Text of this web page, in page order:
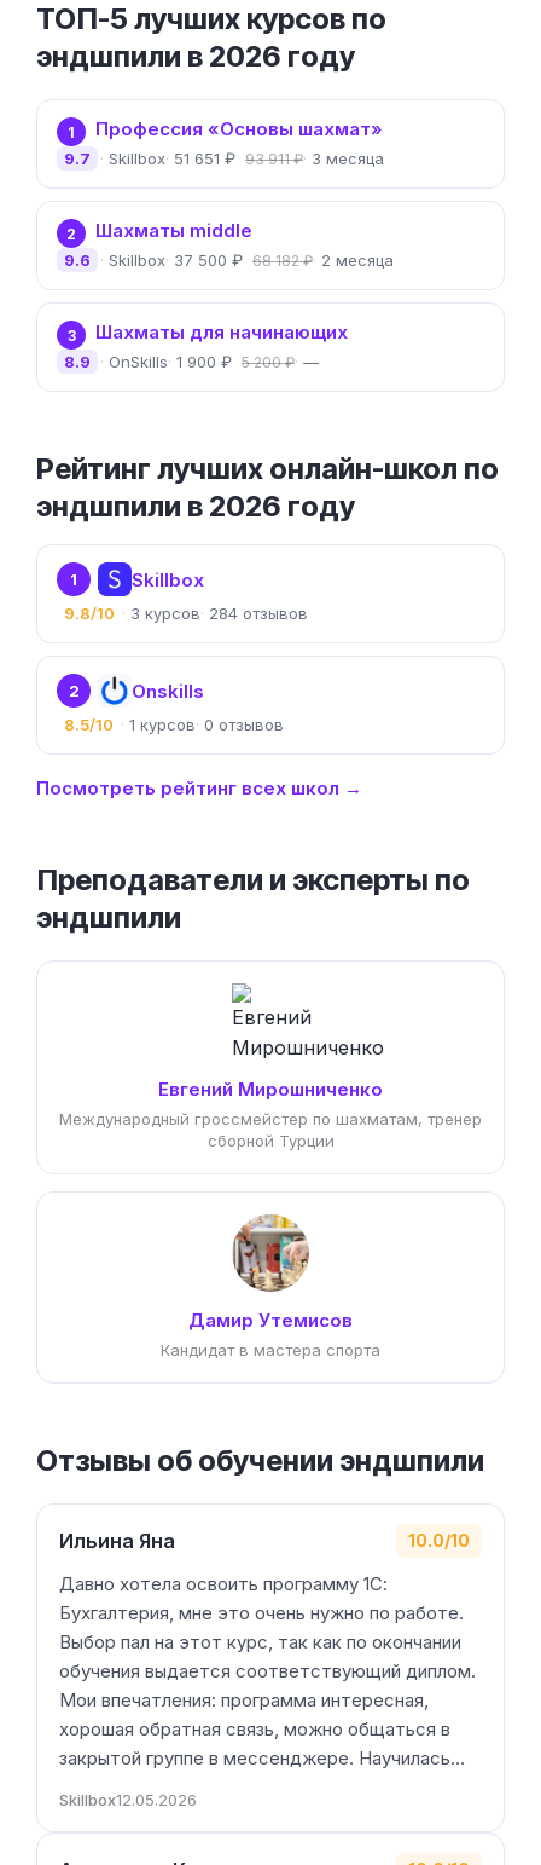
ТОП-5 лучших курсов по
эндшпили в 2026 году
1 Профессия «Основы шахмат»
Skillbox 51 651 ₽ 93 911 ₽ 3 месяца
9.7
2 Шахматы middle
Skillbox 37 500 ₽ 68 182 ₽ 2 месяца
9.6
3 Шахматы для начинающих
OnSkills 1 900 ₽ 5 200 ₽ —
8.9
Рейтинг лучших онлайн-школ по
эндшпили в 2026 году
1 Skillbox
9.8/10 3 284
2 Onskills
8.5/10 1 0
Посмотреть рейтинг всех школ →
Преподаватели и эксперты по
эндшпили
Евгений Мирошниченко
Международный гроссмейстер по шахматам, тренер
сборной Турции
Дамир Утемисов
Кандидат в мастера спорта
Отзывы об обучении эндшпили
Ильина Яна 10.0/10
Давно хотела освоить программу 1С:
Бухгалтерия, мне это очень нужно по работе.
Выбор пал на этот курс, так как по окончании
обучения выдается соответствующий диплом.
Мои впечатления: программа интересная,
хорошая обратная связь, можно общаться в
закрытой группе в мессенджере. Научилась…
Skillbox12.05.2026